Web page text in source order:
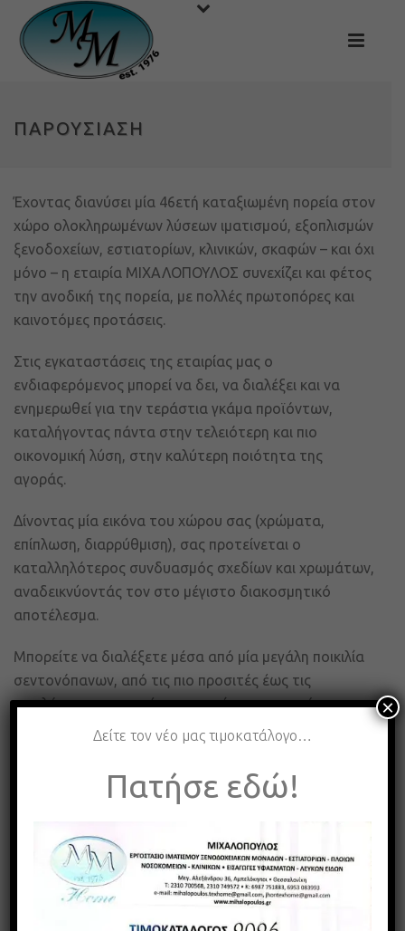
ΠΑΡΟΥΣΊΑΣΗ
Έχοντας διανύσει μία 46ετή καταξιωμένη πορεία στον
χώρο ολοκληρωμένων λύσεων ιματισμού, εξοπλισμών
ξενοδοχείων, εστιατορίων, κλινικών, σκαφών – και όχι
μόνο – η εταιρία ΜΙΧΑΛΟΠΟΥΛΟΣ συνεχίζει και φέτος
την ανοδική της πορεία, με πολλές πρωτοπόρες και
καινοτόμες προτάσεις.
Στις εγκαταστάσεις της εταιρίας μας ο
ενδιαφερόμενος μπορεί να δει, να διαλέξει και να
ενημερωθεί για την τεράστια γκάμα προϊόντων,
καταλήγοντας πάντα στην τελειότερη και πιο
οικονομική λύση, στην καλύτερη ποιότητα της
αγοράς.
Δίνοντας μία εικόνα του χώρου σας (χρώματα,
επίπλωση, διαρρύθμιση), σας προτείνεται ο
καταλληλότερος συνδυασμός σχεδίων και χρωμάτων,
αναδεικνύοντάς τον στο μέγιστο διακοσμητικό
αποτέλεσμα.
Μπορείτε να διαλέξετε μέσα από μία μεγάλη ποικιλία
σεντονόπανων, από τις πιο προσιτές έως τις
υψηλότερες ποιοτικές κατηγορίες της αγοράς.
Ακόμα μπορείτε να επιλέξετε – μέσα από μία τεράστια
ποικιλία σχεδίων και χρωμάτων – μαξιλάρια,
παπλώματα, πετσέτες, μπουρνούζια, ριχτάρια, ράνερ,
κουρτίνες, τραπεζομάντιλα, ναπερόν και πολλά άλλα,
για τα οποία μπορείτε να ενημερωθείτε από τους
ειδικούς της εταιρίας ή από την ιστοσελίδα μας
Δείτε τον νέο μας τιμοκατάλογο…
Πατήσε εδώ!
×